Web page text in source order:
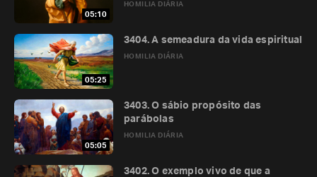
05:10
HOMILIA DIÁRIA
05:25
HOMILIA DIÁRIA
3404. A semeadura da vida espiritual
05:05
HOMILIA DIÁRIA
3403. O sábio propósito das
parábolas
3402. O exemplo vivo de que a